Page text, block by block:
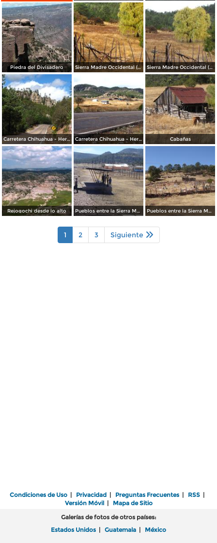
Piedra del Divisadero Sierra Madre Occidental (Sierra Tarahumara) Sierra Madre Occidental (Sierra Tarahumara)
Carretera Chihuahua - Hermosillo Carretera Chihuahua - Hermosillo Cabañas
Rejogochi desde lo alto Pueblos entre la Sierra Madre Occidental Pueblos entre la Sierra Madre Occidental
1 2 3 Siguiente
Condiciones de Uso | Privacidad | Preguntas Frecuentes | RSS |
Versión Móvil| Mapa de Sitio
Galerías de fotos de otros países:
Estados Unidos | Guatemala | México